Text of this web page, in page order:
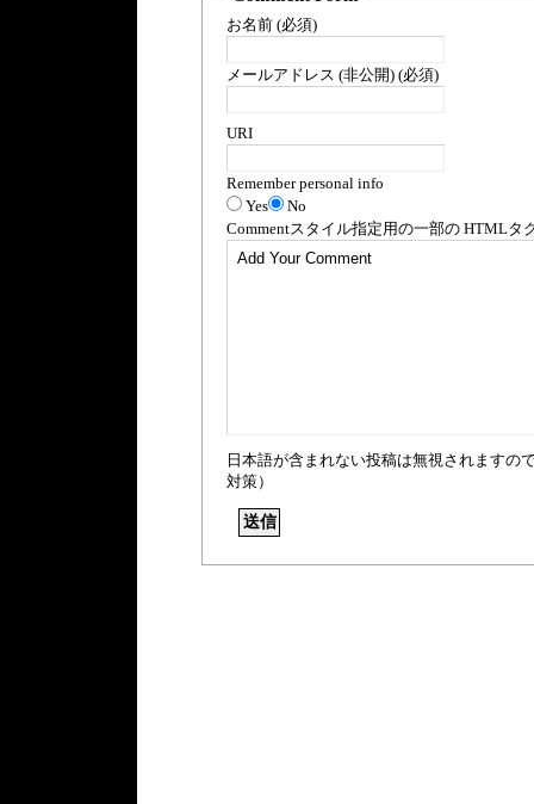
お名前 (必須)
メールアドレス (非公開) (必須)
URI
Remember personal info
Yes
No
Commentスタイル指定用の一部の HTMLタ
日本語が含まれない投稿は無視されますの
対策）